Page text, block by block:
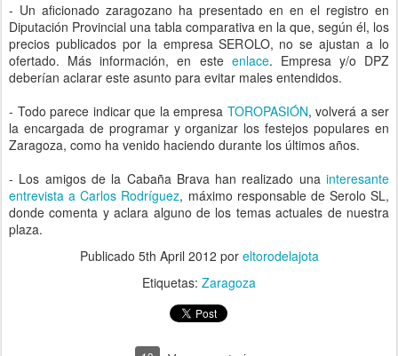
- Un aficionado zaragozano ha presentado en en el registro en
Diputación Provincial una tabla comparativa en la que, según él, los
precios publicados por la empresa SEROLO, no se ajustan a lo
ofertado. Más información, en este enlace. Empresa y/o DPZ
deberían aclarar este asunto para evitar males entendidos.
- Todo parece indicar que la empresa TOROPASIÓN, volverá a ser
la encargada de programar y organizar los festejos populares en
Zaragoza, como ha venido haciendo durante los últimos años.
- Los amigos de la Cabaña Brava han realizado una interesante
entrevista a Carlos Rodríguez, máximo responsable de Serolo SL,
donde comenta y aclara alguno de los temas actuales de nuestra
plaza.
Publicado 5th April 2012 por eltorodelajota
Etiquetas: Zaragoza